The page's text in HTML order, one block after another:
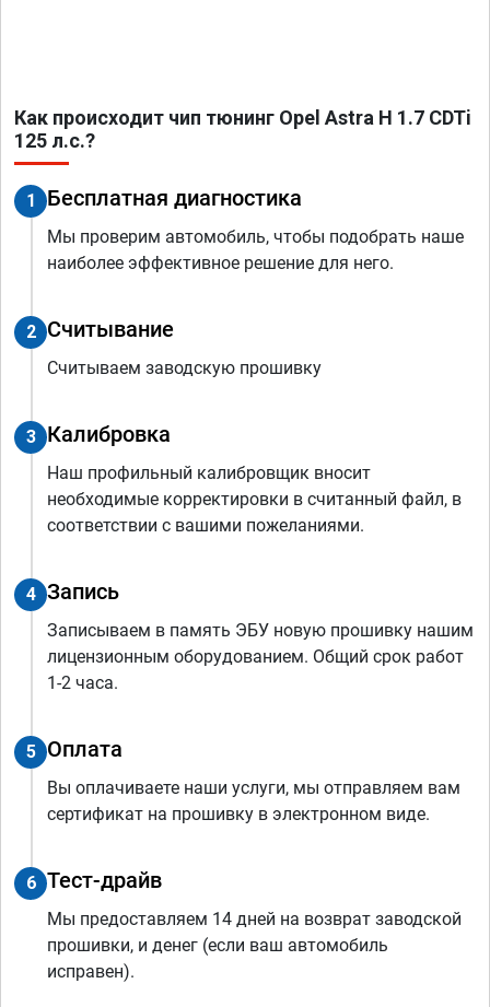
Как происходит чип тюнинг Opel Astra H 1.7 CDTi
125 л.с.?
1 Бесплатная диагностика
Мы проверим автомобиль, чтобы подобрать наше
наиболее эффективное решение для него.
2 Считывание
Считываем заводскую прошивку
3 Калибровка
Наш профильный калибровщик вносит
необходимые корректировки в считанный файл, в
соответствии с вашими пожеланиями.
4 Запись
Записываем в память ЭБУ новую прошивку нашим
лицензионным оборудованием. Общий срок работ
1-2 часа.
5 Оплата
Вы оплачиваете наши услуги, мы отправляем вам
сертификат на прошивку в электронном виде.
6 Тест-драйв
Мы предоставляем 14 дней на возврат заводской
прошивки, и денег (если ваш автомобиль
исправен).